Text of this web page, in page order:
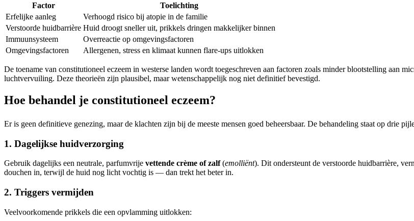
Factor
Toelichting
Erfelijke aanleg
Verhoogd risico bij atopie in de familie
Verstoorde huidbarrière Huid droogt sneller uit, prikkels dringen makkelijker binnen
Immuunsysteem
Overreactie op omgevingsfactoren
Omgevingsfactoren
Allergenen, stress en klimaat kunnen flare-ups uitlokken
De toename van constitutioneel eczeem in westerse landen wordt toegeschreven aan factoren zoals minder blootstelling aan
luchtvervuiling. Deze theorieën zijn plausibel, maar wetenschappelijk nog niet definitief bevestigd.
Hoe behandel je constitutioneel eczeem?
Er is geen definitieve genezing, maar de klachten zijn bij de meeste mensen goed beheersbaar. De behandeling staat op drie
1. Dagelijkse huidverzorging
Gebruik dagelijks een neutrale, parfumvrije vettende crème of zalf(emolliënt). Dit ondersteunt de verstoorde huidbarrière,
douchen in, terwijl de huid nog licht vochtig is — dan trekt het beter in.
2. Triggers vermijden
Veelvoorkomende prikkels die een opvlamming uitlokken: